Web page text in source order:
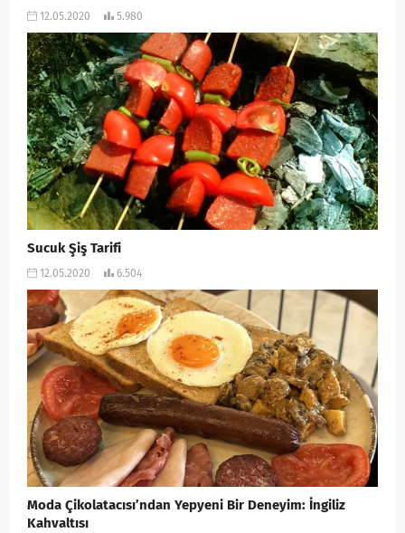
12.05.2020 5.980
Sucuk Şiş Tarifi
12.05.2020 6.504
Moda Çikolatacısı’ndan Yepyeni Bir Deneyim: İngiliz
Kahvaltısı